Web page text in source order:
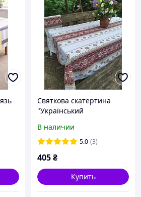
Святкова скатертина
"Український
В наличии
5.0 (3)
405₴
Купить